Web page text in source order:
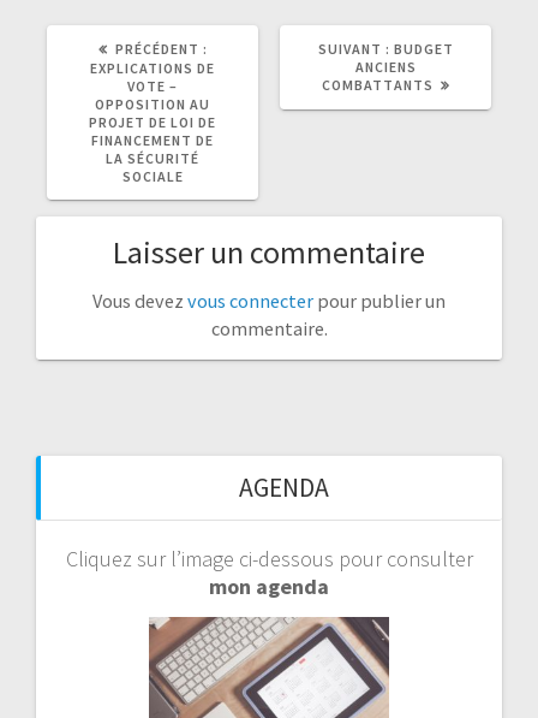
PRÉCÉDENT :
ARTICLE
PRÉCÉDENT
EXPLICATIONS DE
VOTE –
OPPOSITION AU
PROJET DE LOI DE
FINANCEMENT DE
LA SÉCURITÉ
SOCIALE
SUIVANT :
ARTICLE
BUDGET
ANCIENS
COMBATTANTS
Laisser un commentaire
Vous devez vous connecter pour publier un
commentaire.
AGENDA
Cliquez sur l’image ci-dessous pour consulter
mon agenda